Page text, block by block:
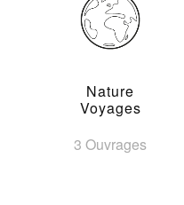
Nature
Voyages
3 Ouvrages